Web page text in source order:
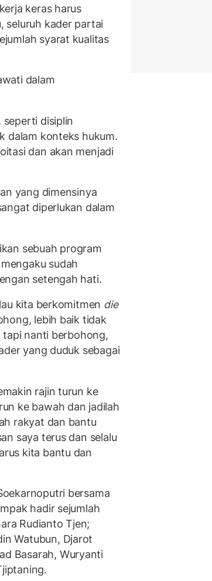
keras harus
seluruh kader partai
syarat kualitas
dalam
seperti disiplin
dalam konteks hukum.
dan akan menjadi
yang dimensinya
diperlukan dalam
sebuah program
sudah
setengah hati.
kita berkomitmen die
lebih baik tidak
tapi nanti berbohong,
yang duduk sebagai
rajin turun ke
ke bawah dan jadilah
rakyat dan bantu
saya terus dan selalu
kita bantu dan
bersama
hadir sejumlah
Rudianto Tjen;
Watubun, Djarot
Basarah, Wuryanti